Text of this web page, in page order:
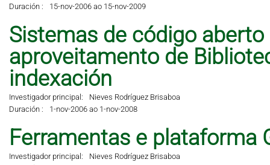
Duración :
15-nov-2006 ao 15-nov-2009
Sistemas de código
aproveitamento de
indexación
Investigador principal:
Nieves Rodríguez Brisaboa
Duración :
1-nov-2006 ao 1-nov-2008
Ferramentas e plataforma
Investigador principal:
Nieves Rodríguez Brisaboa